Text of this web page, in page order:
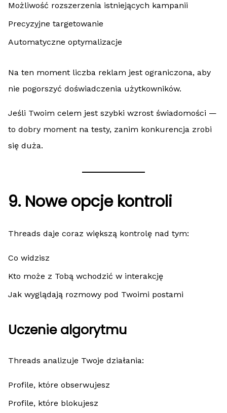
Możliwość rozszerzenia istniejących kampanii
Precyzyjne targetowanie
Automatyczne optymalizacje
Na ten moment liczba reklam jest ograniczona, aby
nie pogorszyć doświadczenia użytkowników.
Jeśli Twoim celem jest szybki wzrost świadomości —
to dobry moment na testy, zanim konkurencja zrobi
się duża.
9. Nowe opcje kontroli
Threads daje coraz większą kontrolę nad tym:
Co widzisz
Kto może z Tobą wchodzić w interakcję
Jak wyglądają rozmowy pod Twoimi postami
Uczenie algorytmu
Threads analizuje Twoje działania:
Profile, które obserwujesz
Profile, które blokujesz